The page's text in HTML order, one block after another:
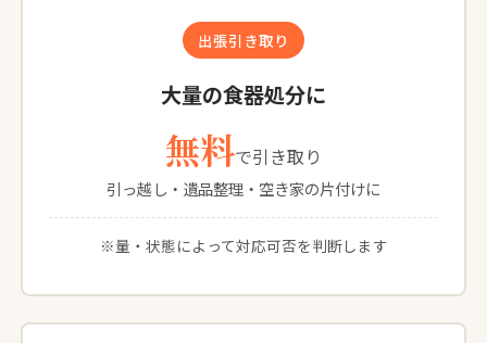
出張引き取り
大量の食器処分に
無料で引き取り
引っ越し・遺品整理・空き家の片付けに
※量・状態によって対応可否を判断します